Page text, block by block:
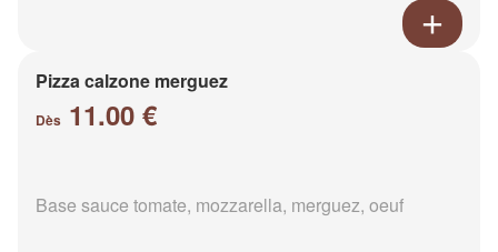
Pizza calzone merguez
Dès 11.00 €
Base sauce tomate, mozzarella, merguez, oeuf